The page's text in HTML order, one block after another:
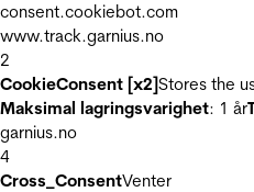
consent.cookiebot.com
www.track.garnius.no
2
CookieConsent [x2]Stores the
Maksimal lagringsvarighet: 1 år
garnius.no
4
Cross_ConsentVenter